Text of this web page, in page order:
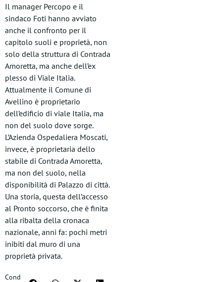
Il manager Percopo e il
sindaco Foti hanno avviato
anche il confronto per il
capitolo suoli e proprietà, non
solo della struttura di Contrada
Amoretta, ma anche dell’ex
plesso di Viale Italia.
Attualmente il Comune di
Avellino è proprietario
dell’edificio di viale Italia, ma
non del suolo dove sorge.
L’Azienda Ospedaliera Moscati,
invece, è proprietaria dello
stabile di Contrada Amoretta,
ma non del suolo, nella
disponibilità di Palazzo di città.
Una storia, questa dell’accesso
al Pronto soccorso, che è finita
alla ribalta della cronaca
nazionale, anni fa: pochi metri
inibiti dal muro di una
proprietà privata.
Cond